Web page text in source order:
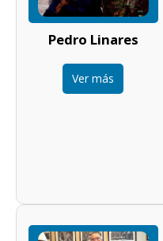
Pedro Linares
Ver más